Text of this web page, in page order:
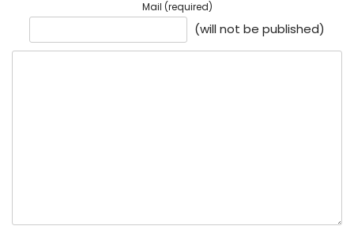
Mail (required)
(will not be published)